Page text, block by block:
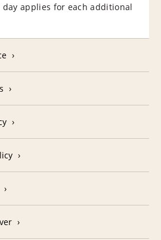
day applies for each additional